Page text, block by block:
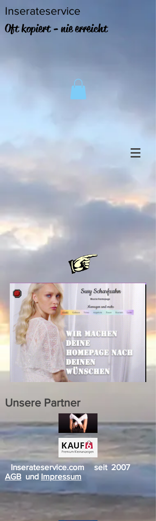
Inserateservice
Oft kopiert - nie erreicht
Unsere Partner
Inserateservice.com seit 2007
AGB und Impressum